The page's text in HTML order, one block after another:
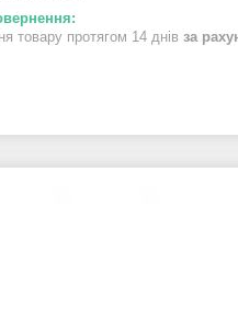
товару протягом 14 днів за